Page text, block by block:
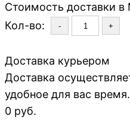
Стоимость доставки в
Кол-во:
- +
Доставка курьером
Доставка
удобное для вас время.
0 руб.